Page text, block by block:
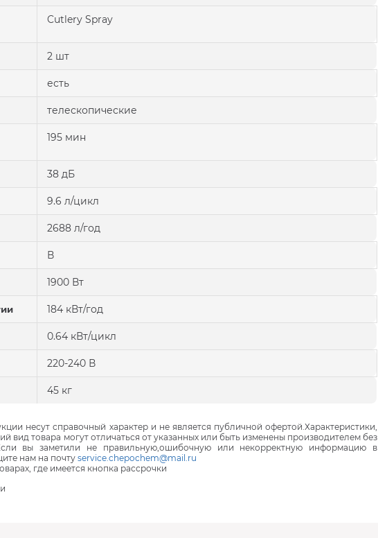
Cutlery Spray
2 шт
есть
телескопические
195 мин
38 дБ
9.6 л/цикл
2688 л/год
В
1900 Вт
184 кВт/год
0.64 кВт/цикл
220-240 В
45 кг
несут справочный характер и не является публичной офертой.Характеристики,
вид товара могут отличаться от указанных или быть изменены производителем без
вы заметили не правильную,ошибочную или некорректную информацию в
нам на почту service.chepochem@mail.ru
где имеется кнопка рассрочки